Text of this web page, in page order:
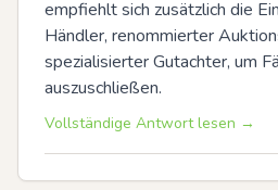
empfiehlt sich zusätzlich die
Händler, renommierter
spezialisierter Gutachter, um
auszuschließen.
Vollständige Antwort lesen →